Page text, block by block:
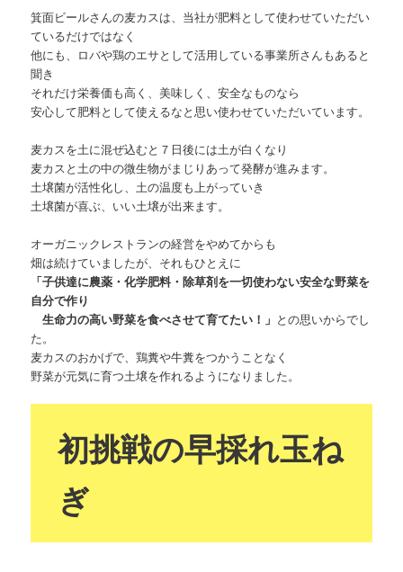
箕面ビールさんの麦カスは、当社が肥料として使わせていただい
ているだけではなく
他にも、ロバや鶏のエサとして活用している事業所さんもあると
聞き
それだけ栄養価も高く、美味しく、安全なものなら
安心して肥料として使えるなと思い使わせていただいています。
麦カスを土に混ぜ込むと７日後には土が白くなり
麦カスと土の中の微生物がまじりあって発酵が進みます。
土壌菌が活性化し、土の温度も上がっていき
土壌菌が喜ぶ、いい土壌が出来ます。
オーガニックレストランの経営をやめてからも
畑は続けていましたが、それもひとえに
「子供達に農薬・化学肥料・除草剤を一切使わない安全な野菜を
自分で作り
生命力の高い野菜を食べさせて育てたい！」 との思いからでし
た。
麦カスのおかげで、鶏糞や牛糞をつかうことなく
野菜が元気に育つ土壌を作れるようになりました。
初挑戦の早採れ玉ね
ぎ